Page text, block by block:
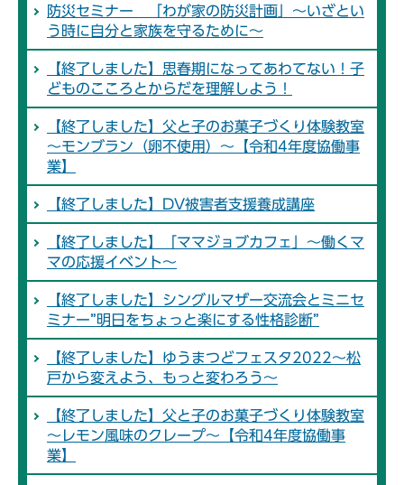
防災セミナー 「わが家の防災計画」～いざとい
う時に自分と家族を守るために～
【終了しました】思春期になってあわてない！子
どものこころとからだを理解しよう！
【終了しました】父と子のお菓子づくり体験教室
～モンブラン（卵不使用）～【令和4年度協働事
業】
【終了しました】DV被害者支援養成講座
【終了しました】「ママジョブカフェ」～働くマ
マの応援イベント～
【終了しました】シングルマザー交流会とミニセ
ミナー”明日をちょっと楽にする性格診断”
【終了しました】ゆうまつどフェスタ2022～松
戸から変えよう、もっと変わろう～
【終了しました】父と子のお菓子づくり体験教室
～レモン風味のクレープ～【令和4年度協働事
業】